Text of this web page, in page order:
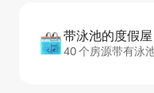
带泳池的度假屋
40 个房源带有泳